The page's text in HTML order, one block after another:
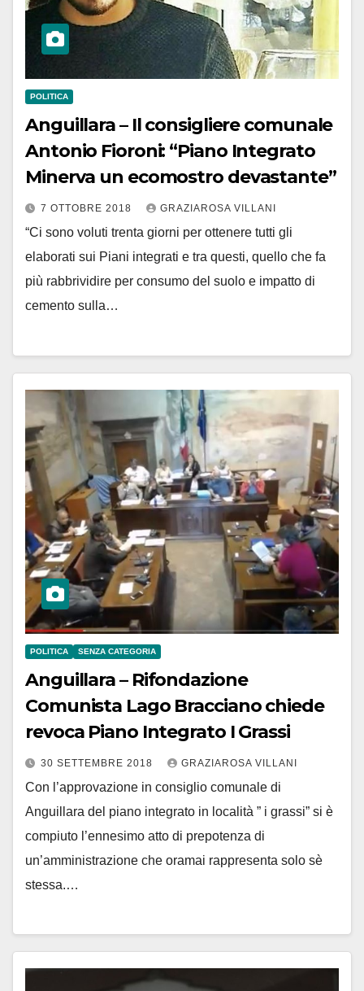
POLITICA
Anguillara – Il consigliere comunale
Antonio Fioroni: “Piano Integrato
Minerva un ecomostro devastante”
7 OTTOBRE 2018 GRAZIAROSA VILLANI
“Ci sono voluti trenta giorni per ottenere tutti gli
elaborati sui Piani integrati e tra questi, quello che fa
più rabbrividire per consumo del suolo e impatto di
cemento sulla…
POLITICA SENZA CATEGORIA
Anguillara – Rifondazione
Comunista Lago Bracciano chiede
revoca Piano Integrato I Grassi
30 SETTEMBRE 2018 GRAZIAROSA VILLANI
Con l’approvazione in consiglio comunale di
Anguillara del piano integrato in località ” i grassi” si è
compiuto l’ennesimo atto di prepotenza di
un’amministrazione che oramai rappresenta solo sè
stessa.…